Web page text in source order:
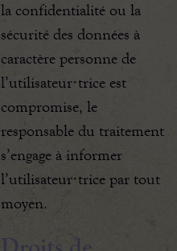
la confidentialité ou la
sécurité des données à
caractère personne de
l’utilisateur·trice est
compromise, le
responsable du traitement
s’engage à informer
l’utilisateur·trice par tout
moyen.